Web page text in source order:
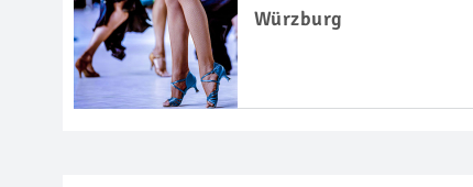
Würzburg